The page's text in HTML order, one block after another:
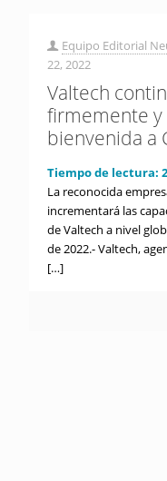
Equipo Editorial
22, 2022
Valtech
firmemente y
bienvenida a
Tiempo de lectura: 2
La reconocida
incrementará las
de Valtech a nivel
de 2022.- Valtech,
[…]